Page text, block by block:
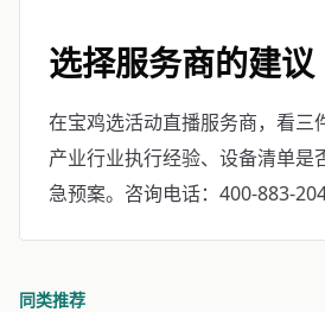
选择服务商的建议
在宝鸡选活动直播服务商，看三
产业行业执行经验、设备清单是
急预案。咨询电话：400-883-
同类推荐